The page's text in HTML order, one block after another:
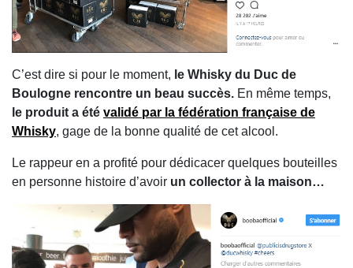
C’est dire si pour le moment, le Whisky du Duc de
Boulogne rencontre un beau succès. En même temps,
le produit a été validé par la fédération française de
Whisky, gage de la bonne qualité de cet alcool.
Le rappeur en a profité pour dédicacer quelques bouteilles
en personne histoire d’avoir un collector à la maison…